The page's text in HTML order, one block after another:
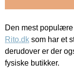
Den mest
Rito.dk som har et
derudover er der
fysiske butikker.